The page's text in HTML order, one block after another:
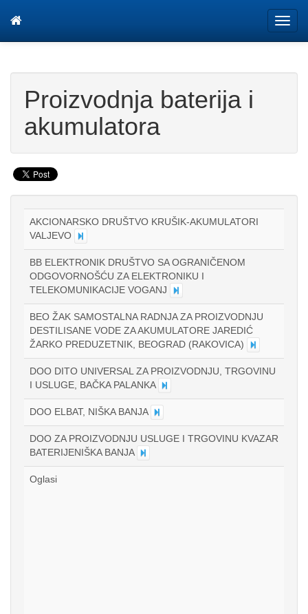
Proizvodnja baterija i
akumulatora
AKCIONARSKO DRUŠTVO KRUŠIK-AKUMULATORI
VALJEVO
BB ELEKTRONIK DRUŠTVO SA OGRANIČENOM
ODGOVORNOŠĆU ZA ELEKTRONIKU I
TELEKOMUNIKACIJE VOGANJ
BEO ŽAK SAMOSTALNA RADNJA ZA PROIZVODNJU
DESTILISANE VODE ZA AKUMULATORE JAREDIĆ
ŽARKO PREDUZETNIK, BEOGRAD (RAKOVICA)
DOO DITO UNIVERSAL ZA PROIZVODNJU, TRGOVINU
I USLUGE, BAČKA PALANKA
DOO ELBAT, NIŠKA BANJA
DOO ZA PROIZVODNJU USLUGE I TRGOVINU KVAZAR
BATERIJENIŠKA BANJA
Oglasi